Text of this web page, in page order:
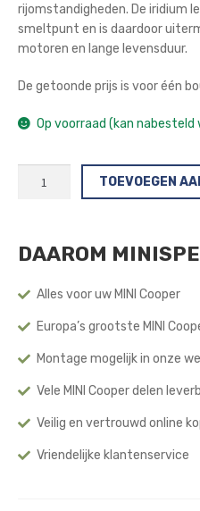
rijomstandigheden. De iridium
smeltpunt en is daardoor
motoren en lange levensduur.
De getoonde prijs is voor één
Op voorraad (kan nabesteld
Bougies
Gen)
TOEVOEGEN
DAAROM
Alles voor uw MINI Cooper
Europa’s grootste MINI
Montage mogelijk in onze
Vele MINI Cooper delen
Veilig en vertrouwd online
Vriendelijke klantenservice